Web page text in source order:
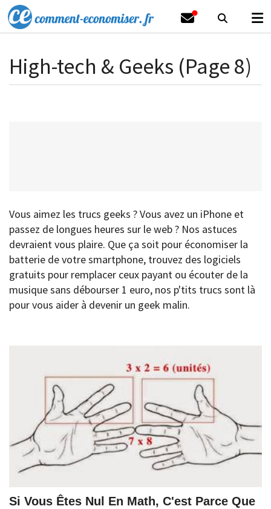
High-tech & Geeks (Page 8)
Vous aimez les trucs geeks ? Vous avez un iPhone et
passez de longues heures sur le web ? Nos astuces
devraient vous plaire. Que ça soit pour économiser la
batterie de votre smartphone, trouvez des logiciels
gratuits pour remplacer ceux payant ou écouter de la
musique sans débourser 1 euro, nos p'tits trucs sont là
pour vous aider à devenir un geek malin.
Si Vous Êtes Nul En Math, C'est Parce Que